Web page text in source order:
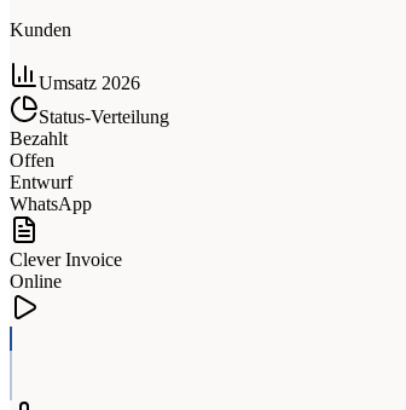
Kunden
Umsatz 2026
Status-Verteilung
Bezahlt
Offen
Entwurf
WhatsApp
Clever Invoice
Online